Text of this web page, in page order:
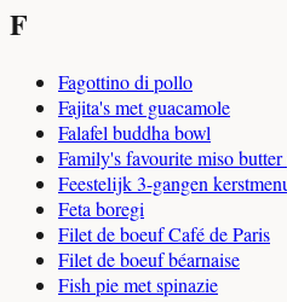
F
Fagottino di pollo
Fajita's met guacamole
Falafel buddha bowl
Family's favourite miso butter
Feestelijk 3-gangen
Feta boregi
Filet de boeuf Café de Paris
Filet de boeuf béarnaise
Fish pie met spinazie